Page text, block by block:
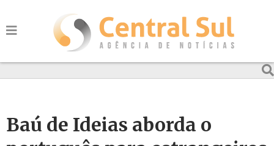
Baú de Ideias aborda o